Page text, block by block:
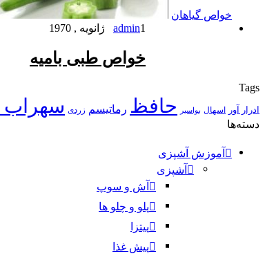
خواص گیاهان
admin1 ژانویه , 1970
خواص طبی بامیه
Tags
ادرار آور اسهال بواسیر حافظ رماتیسم زردی سهراب
دسته‌ها
آموزش آشپزی
آشپزی
آش و سوپ
پلو و چلو ها
پیتزا
پیش غذا